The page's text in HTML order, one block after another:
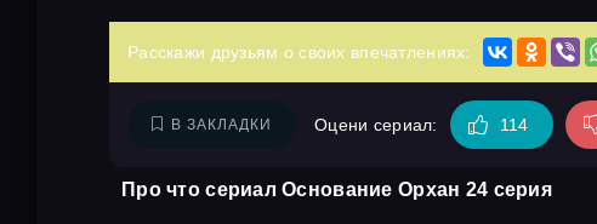
Расскажи друзьям о своих впечатлениях:
В ЗАКЛАДКИ Оцени сериал: 114
Про что сериал Основание Орхан 24 серия